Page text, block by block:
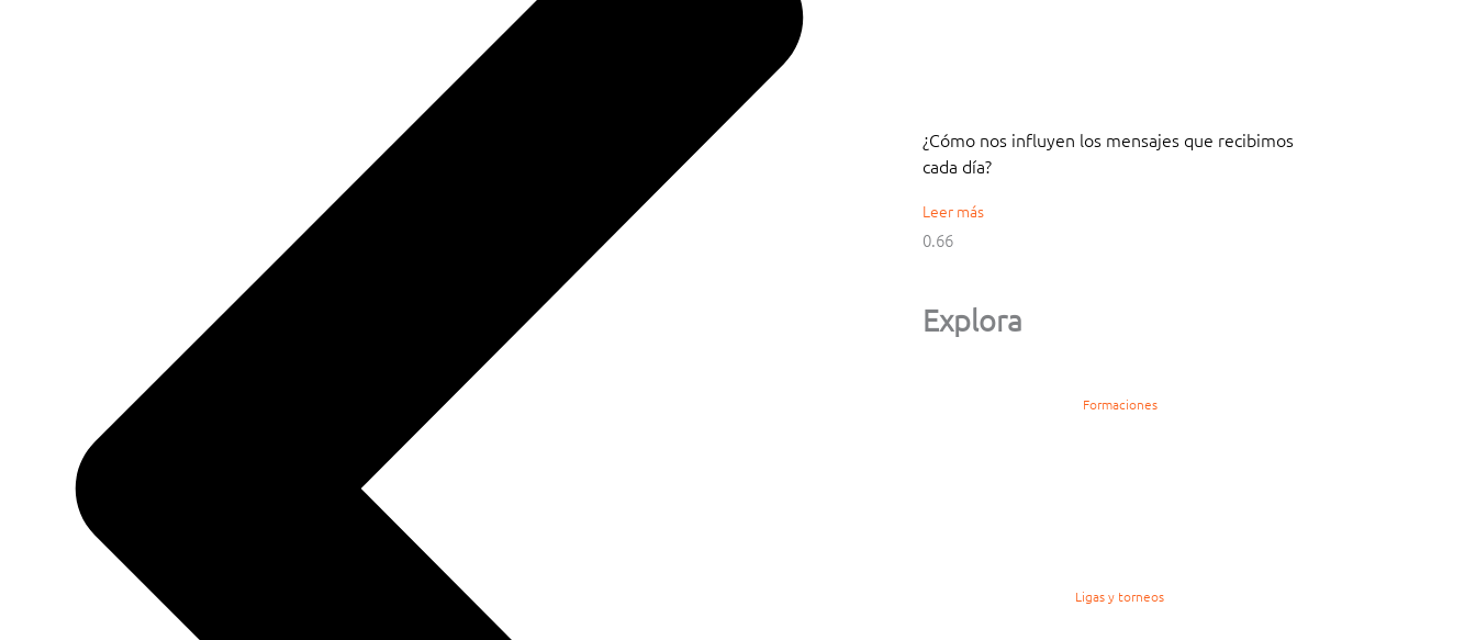
¿Cómo nos influyen los mensajes que recibimos
cada día?
Leer más
Explora
Formaciones
Ligas y torneos